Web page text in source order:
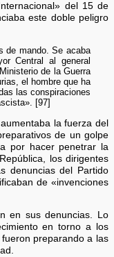
del 15 de
este doble peligro
de mando. Se acaba
Central al general
de la Guerra
el hombre que ha
las conspiraciones
[97]
la fuerza del
de un golpe
por hacer penetrar la
los dirigentes
denuncias del Partido
de «invenciones
en sus denuncias. Lo
en torno a los
preparando a las